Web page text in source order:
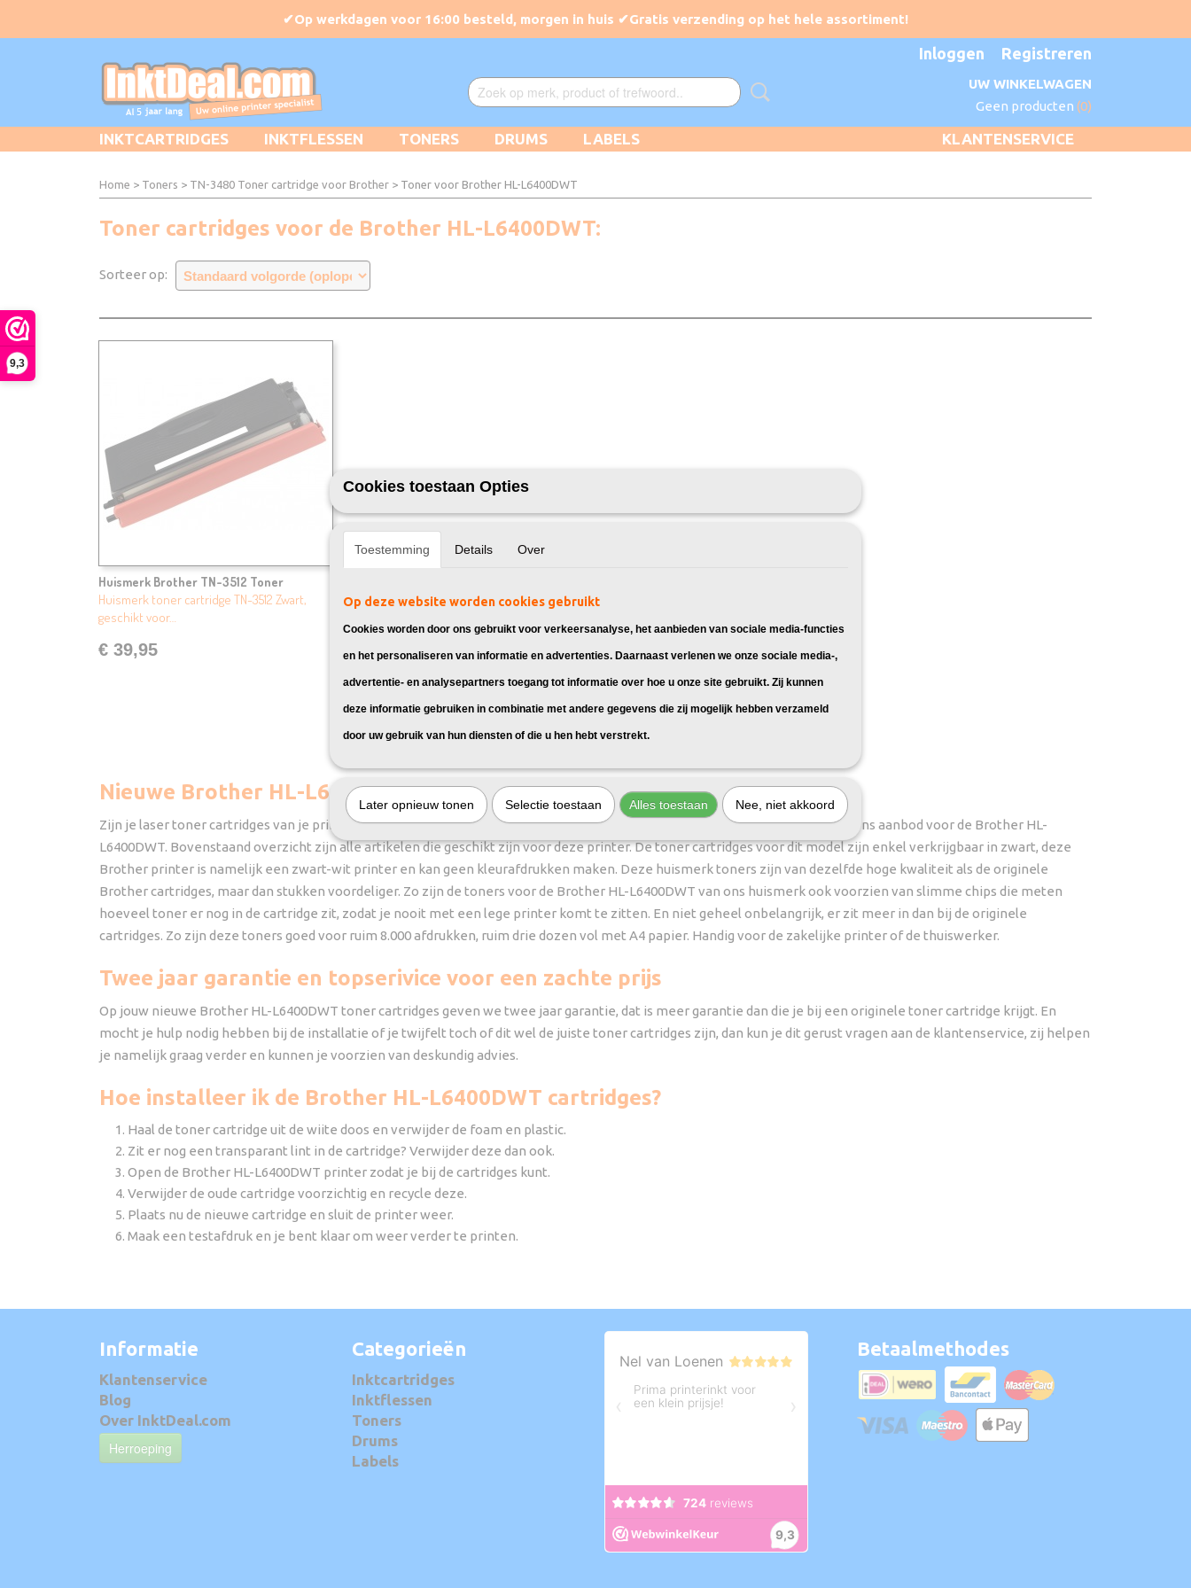
9,3
Inloggen Registreren
UW WINKELWAGEN
Geen producten (0)
KLANTENSERVICE
INKTCARTRIDGES INKTFLESSEN TONERS DRUMS LABELS
Home > Toners > TN-3480 Toner cartridge voor Brother > Toner voor Brother HL-L6400DWT
Toner cartridges voor de Brother HL-L6400DWT:
Sorteer op:
Huismerk Brother TN-3512 Toner
Huismerk toner cartridge TN-3512 Zwart,
geschikt voor…
€ 39,95
Nieuwe Brother HL-L6400DWT toner cartridges
Zijn je laser toner cartridges van je printer leeg of wil je alvast een extra cartridge achter de hand hebben? Bekijk hierboven ons aanbod voor de Brother HL-
L6400DWT. Bovenstaand overzicht zijn alle artikelen die geschikt zijn voor deze printer. De toner cartridges voor dit model zijn enkel verkrijgbaar in zwart, deze
Brother printer is namelijk een zwart-wit printer en kan geen kleurafdrukken maken. Deze huismerk toners zijn van dezelfde hoge kwaliteit als de originele
Brother cartridges, maar dan stukken voordeliger. Zo zijn de toners voor de Brother HL-L6400DWT van ons huismerk ook voorzien van slimme chips die meten
hoeveel toner er nog in de cartridge zit, zodat je nooit met een lege printer komt te zitten. En niet geheel onbelangrijk, er zit meer in dan bij de originele
cartridges. Zo zijn deze toners goed voor ruim 8.000 afdrukken, ruim drie dozen vol met A4 papier. Handig voor de zakelijke printer of de thuiswerker.
Twee jaar garantie en topserivice voor een zachte prijs
Op jouw nieuwe Brother HL-L6400DWT toner cartridges geven we twee jaar garantie, dat is meer garantie dan die je bij een originele toner cartridge krijgt. En
mocht je hulp nodig hebben bij de installatie of je twijfelt toch of dit wel de juiste toner cartridges zijn, dan kun je dit gerust vragen aan de klantenservice, zij helpen
je namelijk graag verder en kunnen je voorzien van deskundig advies.
Hoe installeer ik de Brother HL-L6400DWT cartridges?
Haal de toner cartridge uit de wiite doos en verwijder de foam en plastic.
Zit er nog een transparant lint in de cartridge? Verwijder deze dan ook.
Open de Brother HL-L6400DWT printer zodat je bij de cartridges kunt.
Verwijder de oude cartridge voorzichtig en recycle deze.
Plaats nu de nieuwe cartridge en sluit de printer weer.
Maak een testafdruk en je bent klaar om weer verder te printen.
Informatie
Klantenservice
Blog
Over InktDeal.com
Herroeping
Categorieën
Inktcartridges
Inktflessen
Toners
Drums
Labels
Betaalmethodes
Cookies toestaan Opties
Toestemming Details Over
Op deze website worden cookies gebruikt
Cookies worden door ons gebruikt voor verkeersanalyse, het aanbieden van sociale media-functies
en het personaliseren van informatie en advertenties. Daarnaast verlenen we onze sociale media-,
advertentie- en analysepartners toegang tot informatie over hoe u onze site gebruikt. Zij kunnen
deze informatie gebruiken in combinatie met andere gegevens die zij mogelijk hebben verzameld
door uw gebruik van hun diensten of die u hen hebt verstrekt.
Later opnieuw tonen Selectie toestaan Alles toestaan Nee, niet akkoord